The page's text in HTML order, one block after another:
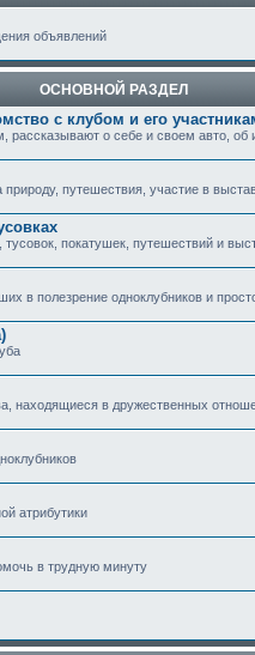
объявлений
ОСНОВНОЙ РАЗДЕЛ
с клубом и его
рассказывают о себе и своем авто, об
путешествия, участие в
покатушек, путешествий и
в полезрение одноклубников и
находящиеся в дружественных
атрибутики
в трудную минуту